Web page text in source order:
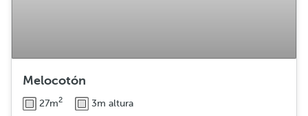
Melocotón
27m2 3m altura